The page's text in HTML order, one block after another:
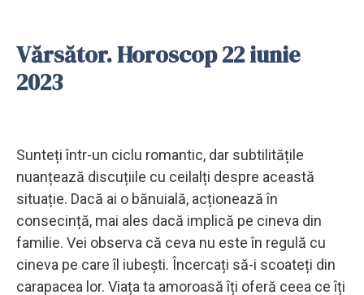
Vărsător. Horoscop 22 iunie
2023
Sunteți într-un ciclu romantic, dar subtilitățile
nuanțează discuțiile cu ceilalți despre această
situație. Dacă ai o bănuială, acționează în
consecință, mai ales dacă implică pe cineva din
familie. Vei observa că ceva nu este în regulă cu
cineva pe care îl iubești. Încercați să-i scoateți din
carapacea lor. Viața ta amoroasă îți oferă ceea ce îți